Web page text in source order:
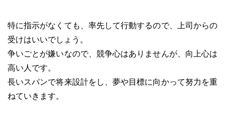
特に指示がなくても、率先して行動するので、上司からの
受けはいいでしょう。
争いごとが嫌いなので、競争心はありませんが、向上心は
高い人です。
長いスパンで将来設計をし、夢や目標に向かって努力を重
ねていきます。